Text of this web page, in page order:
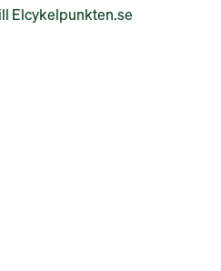
Elcykelpunkten.se